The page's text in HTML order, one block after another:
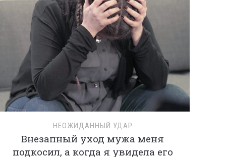
НЕОЖИДАННЫЙ УДАР
Внезапный уход мужа меня
подкосил, а когда я увидела его